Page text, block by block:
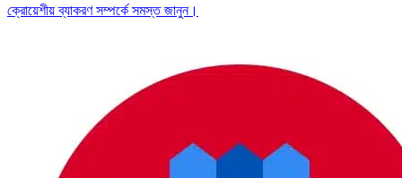
ক্রোয়েশীয় ব্যাকরণ সম্পর্কে সমস্ত জানুন।